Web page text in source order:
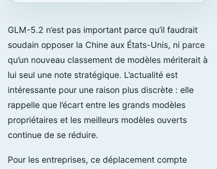
GLM-5.2 n’est pas important parce qu’il faudrait
soudain opposer la Chine aux États-Unis, ni parce
qu’un nouveau classement de modèles mériterait à
lui seul une note stratégique. L’actualité est
intéressante pour une raison plus discrète : elle
rappelle que l’écart entre les grands modèles
propriétaires et les meilleurs modèles ouverts
continue de se réduire.
Pour les entreprises, ce déplacement compte